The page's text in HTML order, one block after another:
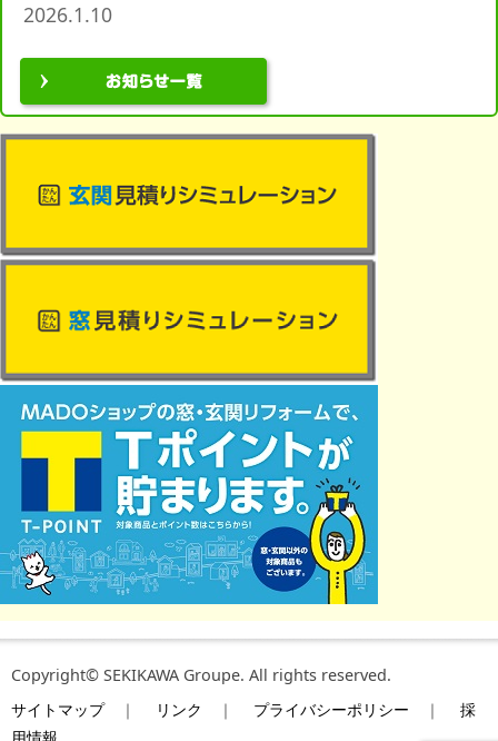
2026.1.10
Copyright© SEKIKAWA Groupe. All rights reserved.
サイトマップ｜ リンク ｜ プライバシーポリシー ｜採